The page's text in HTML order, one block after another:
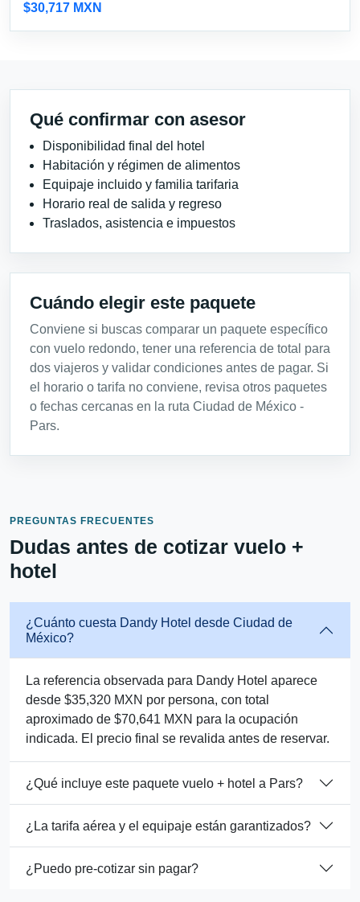
$30,717 MXN
Qué confirmar con asesor
Disponibilidad final del hotel
Habitación y régimen de alimentos
Equipaje incluido y familia tarifaria
Horario real de salida y regreso
Traslados, asistencia e impuestos
Cuándo elegir este paquete
Conviene si buscas comparar un paquete específico
con vuelo redondo, tener una referencia de total para
dos viajeros y validar condiciones antes de pagar. Si
el horario o tarifa no conviene, revisa otros paquetes
o fechas cercanas en la ruta Ciudad de México -
Pars.
PREGUNTAS FRECUENTES
Dudas antes de cotizar vuelo +
hotel
¿Cuánto cuesta Dandy Hotel desde Ciudad de
México?
La referencia observada para Dandy Hotel aparece
desde $35,320 MXN por persona, con total
aproximado de $70,641 MXN para la ocupación
indicada. El precio final se revalida antes de reservar.
¿Qué incluye este paquete vuelo + hotel a Pars?
¿La tarifa aérea y el equipaje están garantizados?
¿Puedo pre-cotizar sin pagar?